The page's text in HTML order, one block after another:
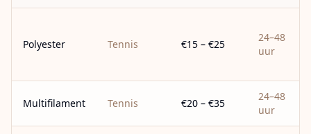
Polyester Tennis €15 – €25
24–48
uur
Multifilament Tennis €20 – €35
24–48
uur